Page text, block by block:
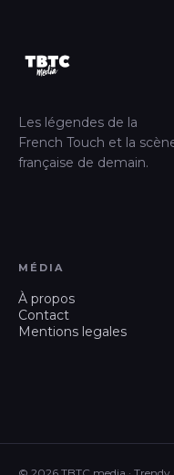
Les légendes de la
French Touch et la
française de demain.
MÉDIA
À propos
Contact
Mentions legales